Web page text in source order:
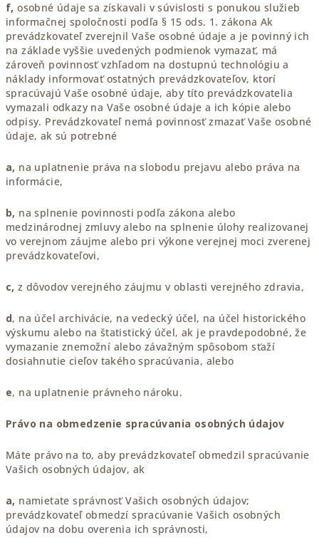
f, osobné údaje sa získavali v súvislosti s ponukou služieb
informačnej spoločnosti podľa § 15 ods. 1. zákona Ak
prevádzkovateľ zverejnil Vaše osobné údaje a je povinný ich
na základe vyššie uvedených podmienok vymazať, má
zároveň povinnosť vzhľadom na dostupnú technológiu a
náklady informovať ostatných prevádzkovateľov, ktorí
spracúvajú Vaše osobné údaje, aby títo prevádzkovatelia
vymazali odkazy na Vaše osobné údaje a ich kópie alebo
odpisy. Prevádzkovateľ nemá povinnosť zmazať Vaše osobné
údaje, ak sú potrebné
a, na uplatnenie práva na slobodu prejavu alebo práva na
informácie,
b, na splnenie povinnosti podľa zákona alebo
medzinárodnej zmluvy alebo na splnenie úlohy realizovanej
vo verejnom záujme alebo pri výkone verejnej moci zverenej
prevádzkovateľovi,
c,z dôvodov verejného záujmu v oblasti verejného zdravia,
d, na účel archivácie, na vedecký účel, na účel historického
výskumu alebo na štatistický účel, ak je pravdepodobné, že
vymazanie znemožní alebo závažným spôsobom sťaží
dosiahnutie cieľov takého spracúvania, alebo
e, na uplatnenie právneho nároku.
Právo na obmedzenie spracúvania osobných údajov
Máte právo na to, aby prevádzkovateľ obmedzil spracúvanie
Vašich osobných údajov, ak
a, namietate správnosť Vašich osobných údajov;
prevádzkovateľ obmedzí spracúvanie Vašich osobných
údajov na dobu overenia ich správnosti,